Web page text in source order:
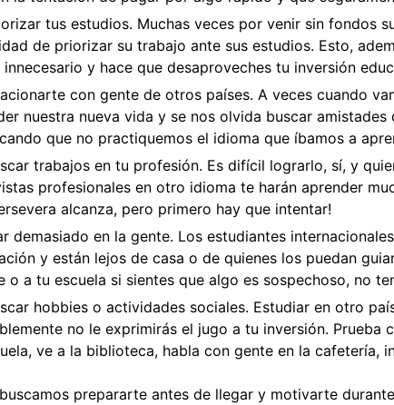
tus estudios. Muchas veces por venir sin fondos
de priorizar su trabajo ante sus estudios. Esto,
innecesario y hace que desaproveches tu inversión
con gente de otros países. A veces cuando
nuestra nueva vida y se nos olvida buscar
que no practiquemos el idioma que íbamos a
trabajos en tu profesión. Es difícil lograrlo, sí, y
profesionales en otro idioma te harán aprender
alcanza, pero primero hay que intentar!
demasiado en la gente. Los estudiantes
y están lejos de casa o de quienes los puedan
o a tu escuela si sientes que algo es sospechoso, no
hobbies o actividades sociales. Estudiar en otro
no le exprimirás el jugo a tu inversión.
ve a la biblioteca, habla con gente en la cafetería,
prepararte antes de llegar y motivarte